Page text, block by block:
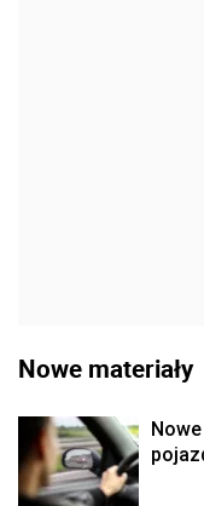
Nowe materiały